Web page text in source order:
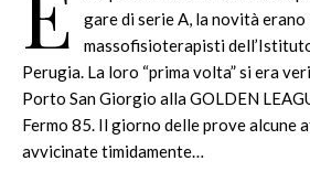
gare di serie A, la novità
massofisioterapisti
Perugia. La loro “prima volta” si era
Porto San Giorgio alla GOLDEN
Fermo 85. Il giorno delle prove alcune
avvicinate timidamente…